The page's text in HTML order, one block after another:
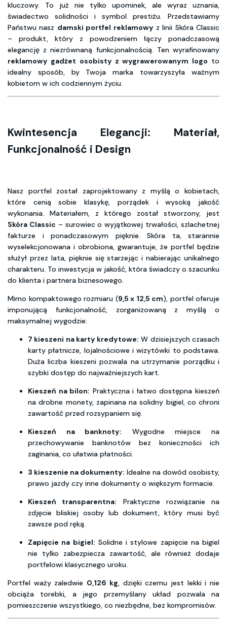
kluczowy. To już nie tylko upominek, ale wyraz uznania,
świadectwo solidności i symbol prestiżu. Przedstawiamy
Państwu nasz damski portfel reklamowy z linii Skóra Classic
– produkt, który z powodzeniem łączy ponadczasową
elegancję z niezrównaną funkcjonalnością. Ten wyrafinowany
reklamowy gadżet osobisty z wygrawerowanym logo to
idealny sposób, by Twoja marka towarzyszyła ważnym
kobietom w ich codziennym życiu.
Kwintesencja Elegancji: Materiał,
Funkcjonalność i Design
Nasz portfel został zaprojektowany z myślą o kobietach,
które cenią sobie klasykę, porządek i wysoką jakość
wykonania. Materiałem, z którego został stworzony, jest
Skóra Classic – surowiec o wyjątkowej trwałości, szlachetnej
fakturze i ponadczasowym pięknie. Skóra ta, starannie
wyselekcjonowana i obrobiona, gwarantuje, że portfel będzie
służył przez lata, pięknie się starzejąc i nabierając unikalnego
charakteru. To inwestycja w jakość, która świadczy o szacunku
do klienta i partnera biznesowego.
Mimo kompaktowego rozmiaru (9,5 x 12,5 cm), portfel oferuje
imponującą funkcjonalność, zorganizowaną z myślą o
maksymalnej wygodzie:
7 kieszeni na karty kredytowe: W dzisiejszych czasach
karty płatnicze, lojalnościowe i wizytówki to podstawa.
Duża liczba kieszeni pozwala na utrzymanie porządku i
szybki dostęp do najważniejszych kart.
Kieszeń na bilon: Praktyczna i łatwo dostępna kieszeń
na drobne monety, zapinana na solidny bigiel, co chroni
zawartość przed rozsypaniem się.
Kieszeń na banknoty: Wygodne miejsce na
przechowywanie banknotów bez konieczności ich
zaginania, co ułatwia płatności.
3 kieszenie na dokumenty: Idealne na dowód osobisty,
prawo jazdy czy inne dokumenty o większym formacie.
Kieszeń transparentna: Praktyczne rozwiązanie na
zdjęcie bliskiej osoby lub dokument, który musi być
zawsze pod ręką.
Zapięcie na bigiel: Solidne i stylowe zapięcie na bigiel
nie tylko zabezpiecza zawartość, ale również dodaje
portfelowi klasycznego uroku.
Portfel waży zaledwie 0,126 kg, dzięki czemu jest lekki i nie
obciąża torebki, a jego przemyślany układ pozwala na
pomieszczenie wszystkiego, co niezbędne, bez kompromisów.